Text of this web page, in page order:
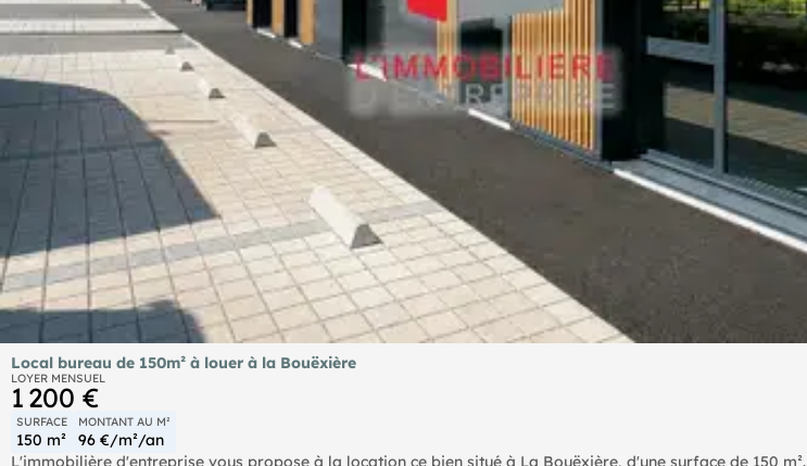
Local bureau de 150m² à louer à la Bouëxière
LOYER MENSUEL
1 200 €
SURFACE
150 m²
MONTANT AU M²
96 €/m²/an
L'immobilière d'entreprise vous propose à la location ce bien situé à La Bouëxière, d'une surface de 150 m².